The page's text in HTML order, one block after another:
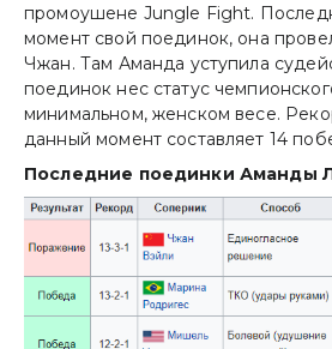
промоушене Jungle Fight.
момент свой поединок, она
Чжан. Там Аманда уступила
поединок нес статус
минимальном, женском весе.
данный момент составляет 14
Последние поединки Аманды